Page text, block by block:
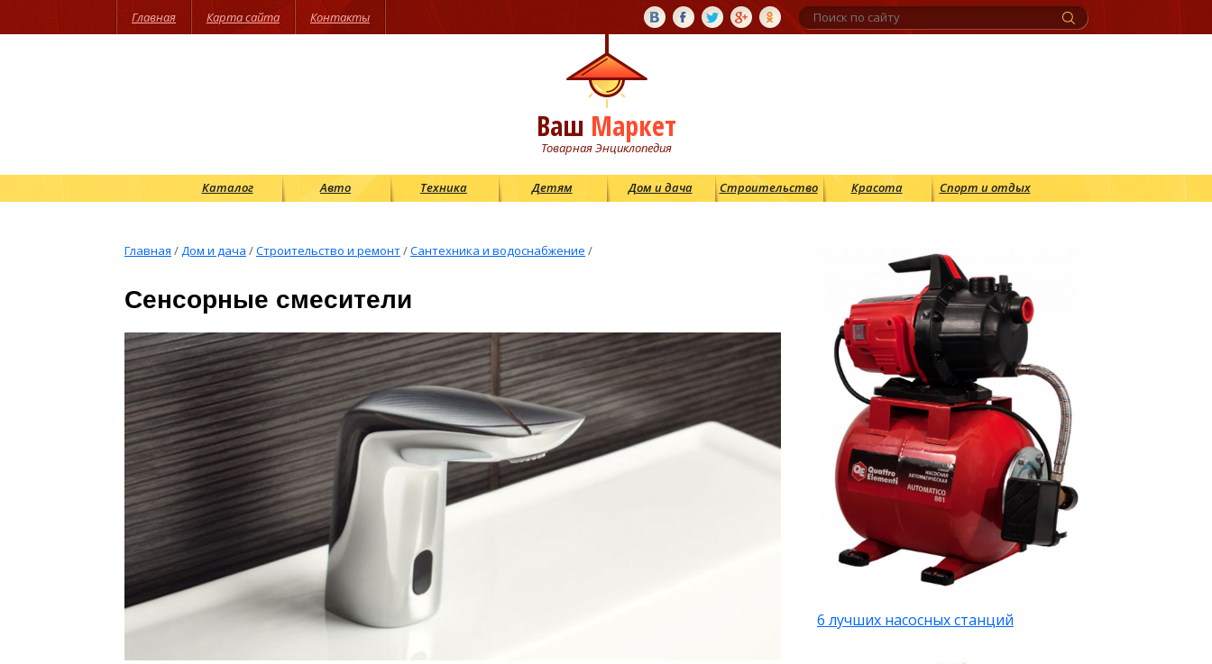
Главная Карта сайта Контакты
Ваш Маркет
Товарная Энциклопедия
Каталог Авто Техника Детям Дом и дача Строительство Красота Спорт и отдых
Главная /Дом и дача /Строительство и ремонт/Сантехника и водоснабжение /
Сенсорные смесители
6 лучших насосных станций